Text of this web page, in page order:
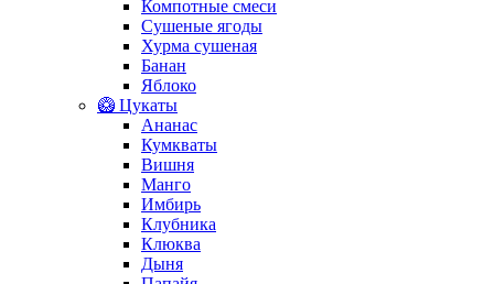
Компотные смеси
Сушеные ягоды
Хурма сушеная
Банан
Яблоко
🥝 Цукаты
Ананас
Кумкваты
Вишня
Манго
Имбирь
Клубника
Клюква
Дыня